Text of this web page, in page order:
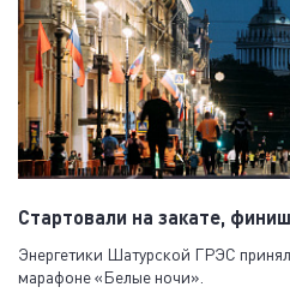
Стартовали на закате,
Энергетики Шатурской ГРЭС
марафоне «Белые ночи».